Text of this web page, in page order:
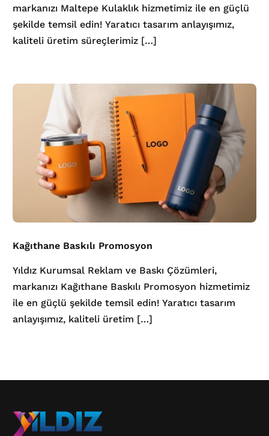
markanızı Maltepe Kulaklık hizmetimiz ile en güçlü
şekilde temsil edin! Yaratıcı tasarım anlayışımız,
kaliteli üretim süreçlerimiz […]
Kağıthane Baskılı Promosyon
Yıldız Kurumsal Reklam ve Baskı Çözümleri,
markanızı Kağıthane Baskılı Promosyon hizmetimiz
ile en güçlü şekilde temsil edin! Yaratıcı tasarım
anlayışımız, kaliteli üretim […]